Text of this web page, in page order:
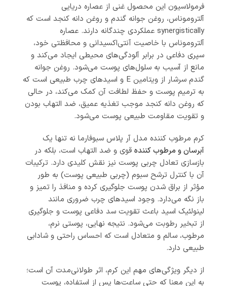
فرمولاسیون این محصول غنی از عصاره دریایی
آلتروموناس، روغن جوانه گندم و روغن دانه کنجد است که
synergistically عملکردی چندگانه دارند. عصاره
آلتروموناس با خاصیت آنتی‌اکسیدانی و محافظتی خود،
سپری دفاعی در برابر آلودگی‌های محیطی ایجاد می‌کند و
مانع از آسیب به سلول‌های پوست می‌شود. روغن جوانه
گندم سرشار از ویتامین E و اسیدهای چرب طبیعی است که
به ترمیم پوست و حفظ لطافت آن کمک می‌کند، در حالی
که روغن دانه کنجد موجب تغذیه عمیق، ضد التهاب بودن
و تقویت مقاومت طبیعی پوست می‌شود.
کرم مرطوب کننده مدل آر پلاس سبوفارما نه تنها یک
آبرسان و مرطوب کننده قوی و ضد التهاب است، بلکه در
بازسازی تعادل چربی پوست نیز نقش کلیدی دارد. ترکیبات
آن با کنترل ترشح سبوم (چربی طبیعی پوست) به طور
مؤثر از براق شدن پوست جلوگیری کرده و منافذ را تمیز و
باز نگه می‌دارد. وجود اسیدهای چرب ضروری مانند
لینولئیک اسید باعث تقویت سد دفاعی پوست و جلوگیری
از تبخیر رطوبت می‌شود. نتیجه نهایی، پوستی نرم،
مرطوب، سالم و متعادل است که احساس راحتی و شادابی
طبیعی دارد.
از دیگر ویژگی‌های مهم این کرم، اثر طولانی‌مدت آن است؛
به این معنا که حتی ساعت‌ها پس از استفاده، پوست